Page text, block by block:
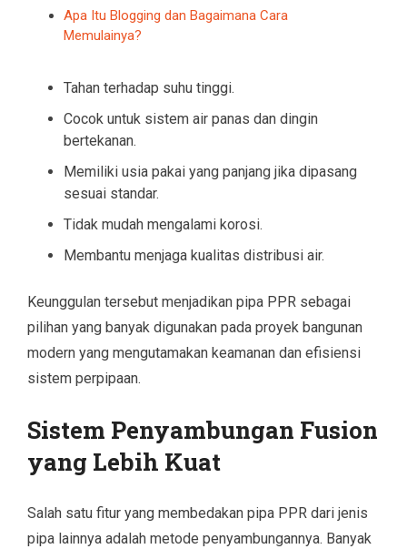
Apa Itu Blogging dan Bagaimana Cara
Memulainya?
Tahan terhadap suhu tinggi.
Cocok untuk sistem air panas dan dingin
bertekanan.
Memiliki usia pakai yang panjang jika dipasang
sesuai standar.
Tidak mudah mengalami korosi.
Membantu menjaga kualitas distribusi air.
Keunggulan tersebut menjadikan pipa PPR sebagai
pilihan yang banyak digunakan pada proyek bangunan
modern yang mengutamakan keamanan dan efisiensi
sistem perpipaan.
Sistem Penyambungan Fusion
yang Lebih Kuat
Salah satu fitur yang membedakan pipa PPR dari jenis
pipa lainnya adalah metode penyambungannya. Banyak